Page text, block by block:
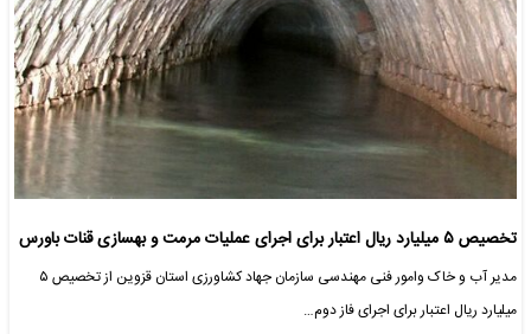
تخصیص ۵ میلیارد ریال اعتبار برای اجرای عملیات مرمت و بهسازی قنات باورس
مدیر آب و خاک وامور فنی مهندسی سازمان جهاد کشاورزی استان قزوین از تخصیص ۵
میلیارد ریال اعتبار برای اجرای فاز دوم…